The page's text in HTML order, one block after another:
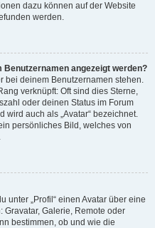
dazu können auf der Website
werden.
Benutzernamen angezeigt werden?
bei deinem Benutzernamen stehen.
verknüpft: Oft sind dies Sterne,
oder deinen Status im Forum
wird auch als „Avatar“ bezeichnet.
persönliches Bild, welches von
unter „Profil“ einen Avatar über eine
Galerie, Remote oder
bestimmen, ob und wie die